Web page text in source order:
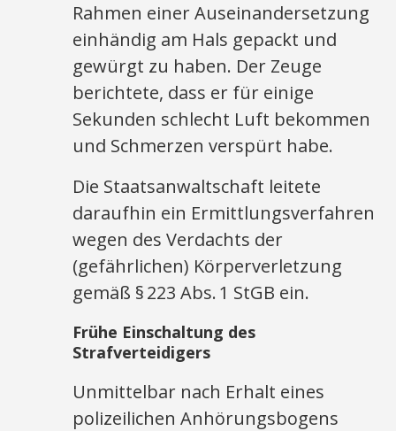
Rahmen einer Auseinandersetzung
einhändig am Hals gepackt und
gewürgt zu haben. Der Zeuge
berichtete, dass er für einige
Sekunden schlecht Luft bekommen
und Schmerzen verspürt habe.
Die Staatsanwaltschaft leitete
daraufhin ein Ermittlungsverfahren
wegen des Verdachts der
(gefährlichen) Körperverletzung
gemäß § 223 Abs. 1 StGB ein.
Frühe Einschaltung des
Strafverteidigers
Unmittelbar nach Erhalt eines
polizeilichen Anhörungsbogens